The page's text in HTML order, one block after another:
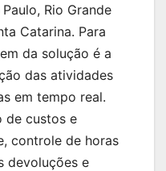
Rio Grande
Catarina. Para
da solução é a
das atividades
em tempo real.
de custos e
controle de horas
devoluções e